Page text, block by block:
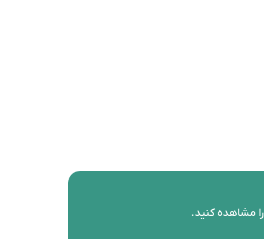
را مشاهده کنید.